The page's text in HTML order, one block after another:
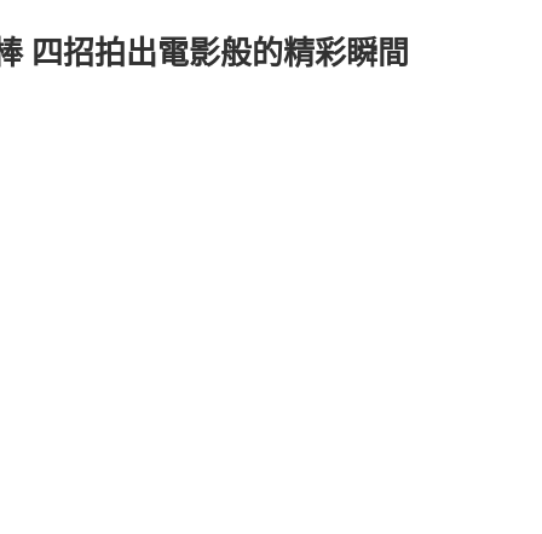
四招拍出電影般的精彩瞬間